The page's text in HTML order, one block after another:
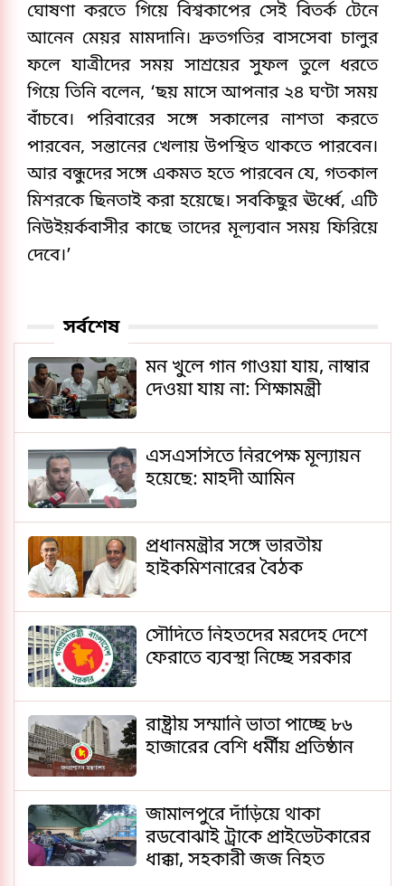
ঘোষণা করতে গিয়ে বিশ্বকাপের সেই বিতর্ক টেনে
আনেন মেয়র মামদানি। দ্রুতগতির বাসসেবা চালুর
ফলে যাত্রীদের সময় সাশ্রয়ের সুফল তুলে ধরতে
গিয়ে তিনি বলেন, ‘ছয় মাসে আপনার ২৪ ঘণ্টা সময়
বাঁচবে। পরিবারের সঙ্গে সকালের নাশতা করতে
পারবেন, সন্তানের খেলায় উপস্থিত থাকতে পারবেন।
আর বন্ধুদের সঙ্গে একমত হতে পারবেন যে, গতকাল
মিশরকে ছিনতাই করা হয়েছে। সবকিছুর ঊর্ধ্বে, এটি
নিউইয়র্কবাসীর কাছে তাদের মূল্যবান সময় ফিরিয়ে
দেবে।’
সর্বশেষ
মন খুলে গান গাওয়া যায়, নাম্বার
দেওয়া যায় না: শিক্ষামন্ত্রী
এসএসসিতে নিরপেক্ষ মূল্যায়ন
হয়েছে: মাহদী আমিন
প্রধানমন্ত্রীর সঙ্গে ভারতীয়
হাইকমিশনারের বৈঠক
সৌদিতে নিহতদের মরদেহ দেশে
ফেরাতে ব্যবস্থা নিচ্ছে সরকার
রাষ্ট্রীয় সম্মানি ভাতা পাচ্ছে ৮৬
হাজারের বেশি ধর্মীয় প্রতিষ্ঠান
জামালপুরে দাঁড়িয়ে থাকা
রডবোঝাই ট্রাকে প্রাইভেটকারের
ধাক্কা, সহকারী জজ নিহত